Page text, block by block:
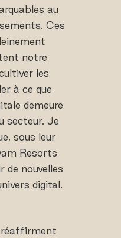
au
Ces
notre
les
à ce que
demeure
secteur. Je
sous leur
Resorts
de nouvelles
digital.